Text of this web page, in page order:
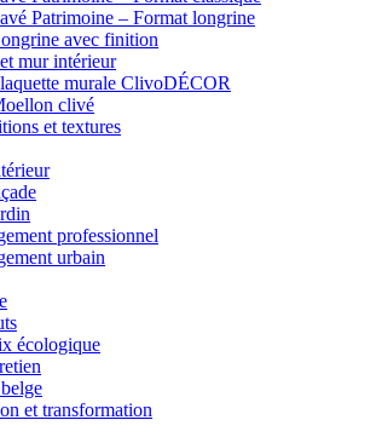
Patrimoine – Format longrine
avec finition
mur intérieur
murale ClivoDÉCOR
clivé
et textures
professionnel
urbain
écologique
et transformation